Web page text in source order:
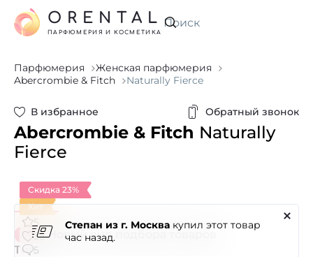
Искать
ORENTAL
ПАРФЮМЕРИЯ И КОСМЕТИКА
Парфюмерия
Женская парфюмерия
Abercrombie & Fitch
Naturally Fierce
В избранное Обратный звонок
Abercrombie & Fitch Naturally
Fierce
Скидка 23%
Хит
5
38
5
Степан из г. Москвакупил этот товар
час назад.
Новый вид подбора товаров
Тип